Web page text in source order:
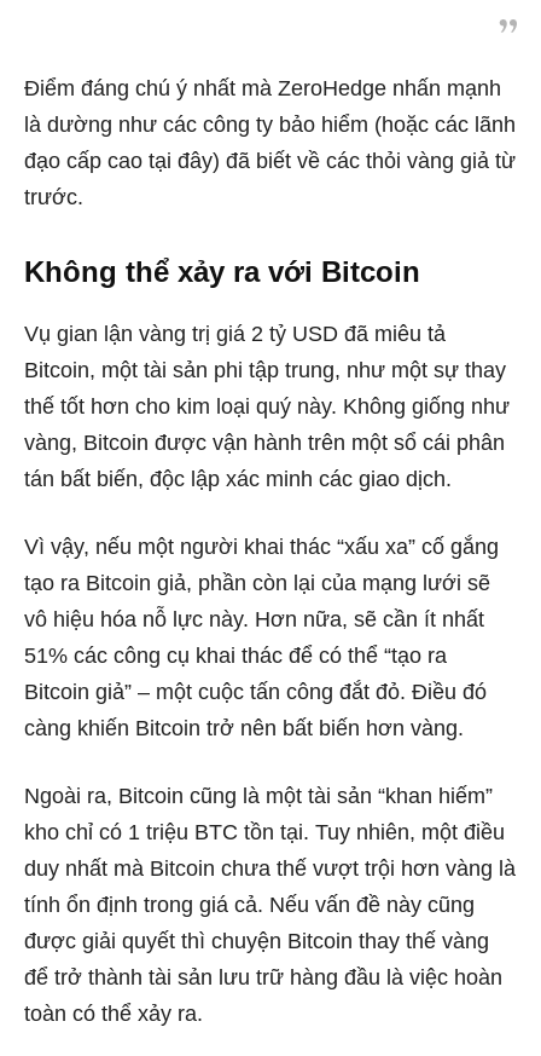
Điểm đáng chú ý nhất mà ZeroHedge nhấn mạnh
là dường như các công ty bảo hiểm (hoặc các lãnh
đạo cấp cao tại đây) đã biết về các thỏi vàng giả từ
trước.
Không thể xảy ra với Bitcoin
Vụ gian lận vàng trị giá 2 tỷ USD đã miêu tả
Bitcoin, một tài sản phi tập trung, như một sự thay
thế tốt hơn cho kim loại quý này. Không giống như
vàng, Bitcoin được vận hành trên một sổ cái phân
tán bất biến, độc lập xác minh các giao dịch.
Vì vậy, nếu một người khai thác “xấu xa” cố gắng
tạo ra Bitcoin giả, phần còn lại của mạng lưới sẽ
vô hiệu hóa nỗ lực này. Hơn nữa, sẽ cần ít nhất
51% các công cụ khai thác để có thể “tạo ra
Bitcoin giả” – một cuộc tấn công đắt đỏ. Điều đó
càng khiến Bitcoin trở nên bất biến hơn vàng.
Ngoài ra, Bitcoin cũng là một tài sản “khan hiếm”
kho chỉ có 1 triệu BTC tồn tại. Tuy nhiên, một điều
duy nhất mà Bitcoin chưa thế vượt trội hơn vàng là
tính ổn định trong giá cả. Nếu vấn đề này cũng
được giải quyết thì chuyện Bitcoin thay thế vàng
để trở thành tài sản lưu trữ hàng đầu là việc hoàn
toàn có thể xảy ra.